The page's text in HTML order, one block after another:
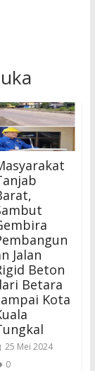
Jalan
Beton
Betara
Kota
25 Mei 2024
0